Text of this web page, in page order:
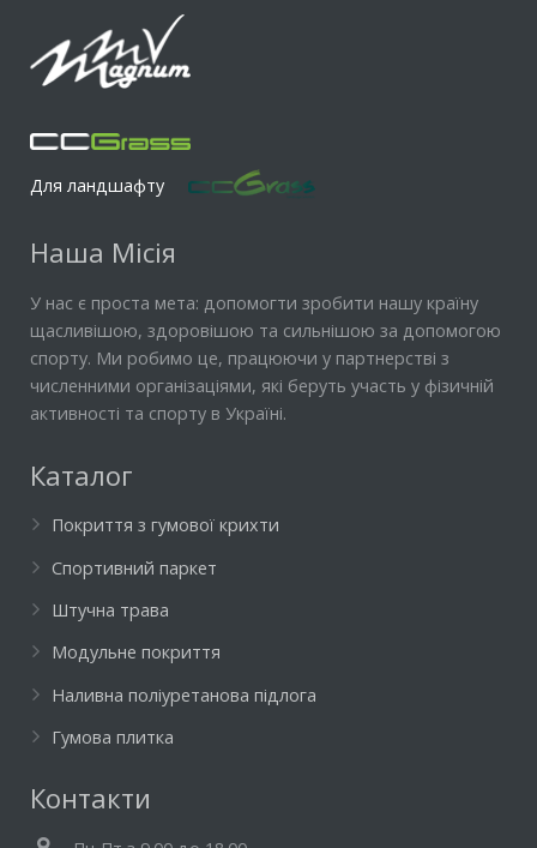
Для ландшафту
Наша Місія
У нас є проста мета: допомогти зробити нашу країну
щасливішою, здоровішою та сильнішою за допомогою
спорту. Ми робимо це, працюючи у партнерстві з
численними організаціями, які беруть участь у фізичній
активності та спорту в Україні.
Каталог
Покриття з гумової крихти
Спортивний паркет
Штучна трава
Модульне покриття
Наливна поліуретанова підлога
Гумова плитка
Контакти